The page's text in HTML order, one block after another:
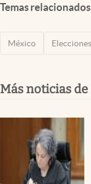
Temas relacionados
México
Más noticias de